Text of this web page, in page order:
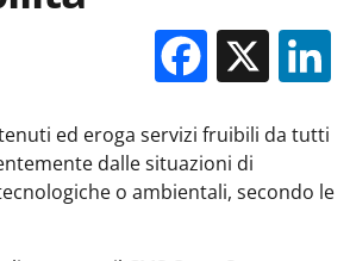
X
ed eroga servizi fruibili da tutti
dalle situazioni di
o ambientali, secondo le